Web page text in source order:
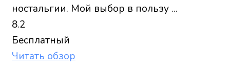
ностальгии. Мой выбор в пользу ...
8.2
Бесплатный
Читать обзор